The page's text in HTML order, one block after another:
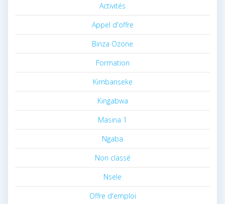
Activités
Appel d'offre
Binza Ozone
Formation
Kimbanseke
Kingabwa
Masina 1
Ngaba
Non classé
Nsele
Offre d'emploi